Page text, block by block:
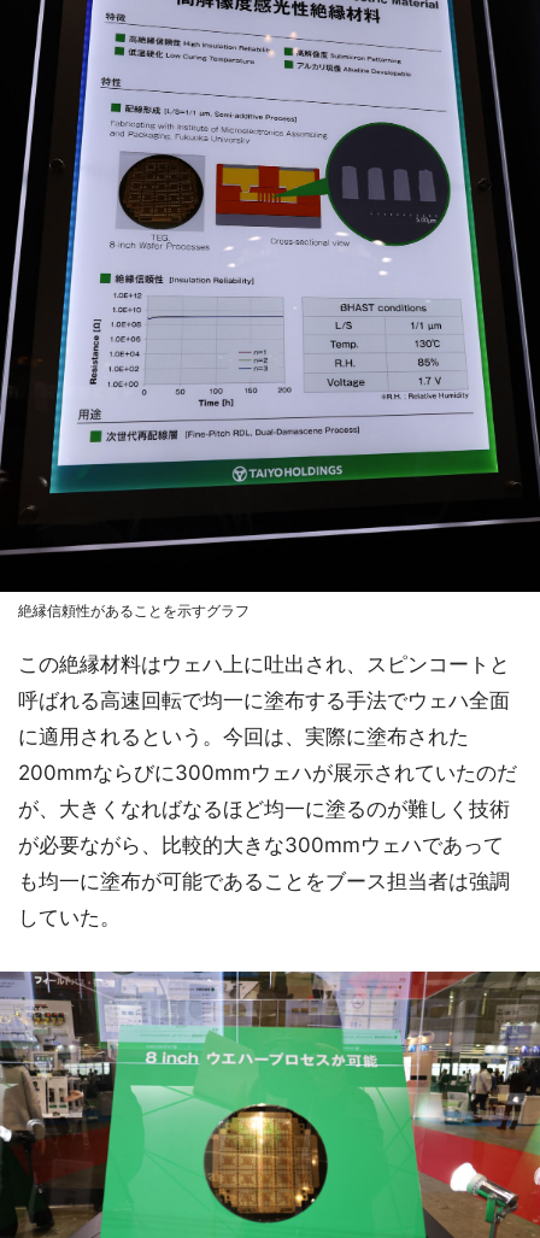
絶縁信頼性があることを示すグラフ
この絶縁材料はウェハ上に吐出され、スピンコートと
呼ばれる高速回転で均一に塗布する手法でウェハ全面
に適用されるという。今回は、実際に塗布された
200mmならびに300mmウェハが展示されていたのだ
が、大きくなればなるほど均一に塗るのが難しく技術
が必要ながら、比較的大きな300mmウェハであって
も均一に塗布が可能であることをブース担当者は強調
していた。